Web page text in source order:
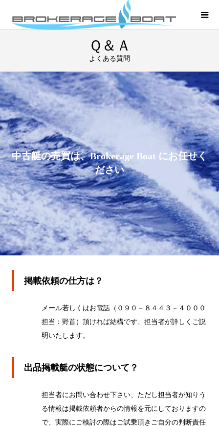
Ｑ＆Ａ
よくある質問
中古艇の売買は、Brokerage Boat にお任せく
ださい
掲載依頼の仕方は？
メール若しくはお電話（０９０－８４４３－４０００
担当：野首）頂ければ結構です、担当者が詳しくご説
明いたします。
出品掲載艇の状態について？
担当者にお問い合わせ下さい、ただし担当者が知りう
る情報は掲載依頼者からの情報を元にしておりますの
で、実際にご検討の際はご試乗頂きご自分の判断責任